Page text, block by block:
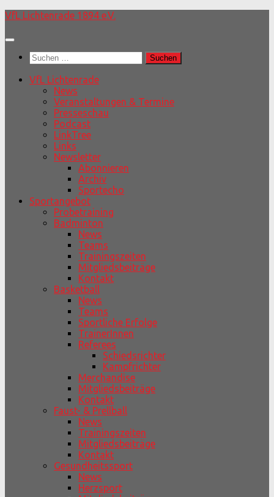
Unter
Inhalt
VfL Lichtenrade 1894 e.V.
Suchen
nach:
VfL Lichtenrade
News
Veranstaltungen & Termine
Presseschau
Podcast
LinkTree
Links
Newsletter
Abonnieren
Archiv
Sportecho
Sportangebot
Probetraining
Badminton
News
Teams
Trainingszeiten
Mitgliedsbeiträge
Kontakt
Basketball
News
Teams
Sportliche Erfolge
TrainerInnen
Referees
Schiedsrichter
Kampfrichter
Merchandise
Mitgliedsbeiträge
Kontakt
Faust- & Prellball
News
Trainingszeiten
Mitgliedsbeiträge
Kontakt
Gesundheitssport
News
Herzsport